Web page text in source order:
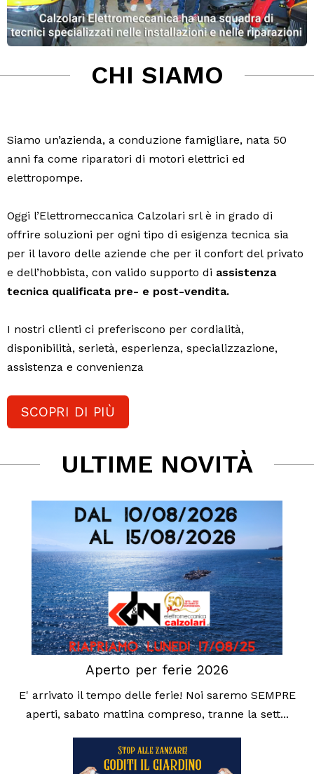
CHI SIAMO
Siamo un’azienda, a conduzione famigliare, nata 50
anni fa come riparatori di motori elettrici ed
elettropompe.
Oggi l’Elettromeccanica Calzolari srl è in grado di
offrire soluzioni per ogni tipo di esigenza tecnica sia
per il lavoro delle aziende che per il confort del privato
e dell’hobbista, con valido supporto di assistenza
tecnica qualificata pre- e post-vendita.
I nostri clienti ci preferiscono per cordialità,
disponibilità, serietà, esperienza, specializzazione,
assistenza e convenienza
SCOPRI DI PIÙ
ULTIME NOVITÀ
Aperto per ferie 2026
E' arrivato il tempo delle ferie! Noi saremo SEMPRE
aperti, sabato mattina compreso, tranne la sett...